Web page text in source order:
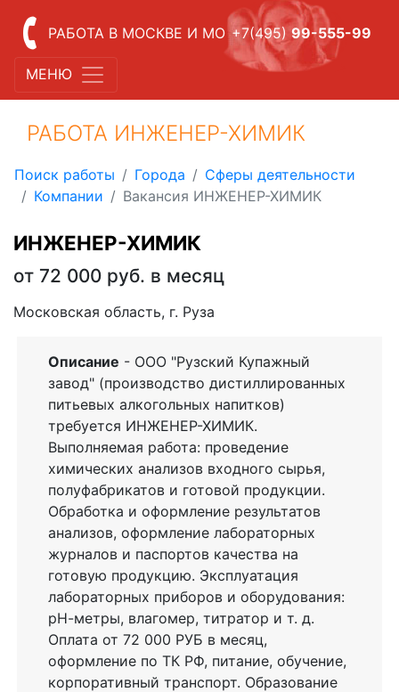
РАБОТА В МОСКВЕ И МО +7(495) 99-555-99
МЕНЮ
РАБОТА ИНЖЕНЕР-ХИМИК
Поиск работы Города
Сферы деятельности
Компании
Вакансия ИНЖЕНЕР-ХИМИК
ИНЖЕНЕР-ХИМИК
от 72 000 руб. в месяц
Московская область, г. Руза
Описание - ООО "Рузский Купажный
завод" (производство дистиллированных
питьевых алкогольных напитков)
требуется ИНЖЕНЕР-ХИМИК.
Выполняемая работа: проведение
химических анализов входного сырья,
полуфабрикатов и готовой продукции.
Обработка и оформление результатов
анализов, оформление лабораторных
журналов и паспортов качества на
готовую продукцию. Эксплуатация
лабораторных приборов и оборудования:
рН-метры, влагомер, титратор и т. д.
Оплата от 72 000 РУБ в месяц,
оформление по ТК РФ, питание, обучение,
корпоративный транспорт. Образование